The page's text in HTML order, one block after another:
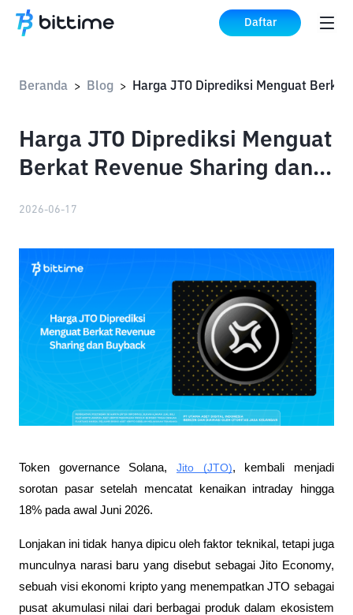
Daftar
Beranda > Blog >
Harga JTO Diprediksi Menguat
Berkat Revenue Sharing dan
2026-06-17
Token governance Solana, Jito (JTO), kembali menjadi
sorotan pasar setelah mencatat kenaikan intraday hingga
18% pada awal Juni 2026.
Lonjakan ini tidak hanya dipicu oleh faktor teknikal, tetapi juga
munculnya narasi baru yang disebut sebagai Jito Economy,
sebuah visi ekonomi kripto yang menempatkan JTO sebagai
pusat akumulasi nilai dari berbagai produk dalam ekosistem